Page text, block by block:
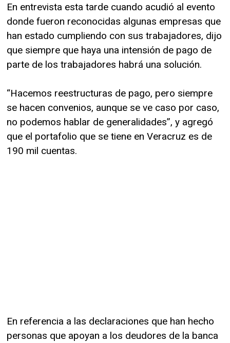
En entrevista esta tarde cuando acudió al evento
donde fueron reconocidas algunas empresas que
han estado cumpliendo con sus trabajadores, dijo
que siempre que haya una intensión de pago de
parte de los trabajadores habrá una solución.
“Hacemos reestructuras de pago, pero siempre
se hacen convenios, aunque se ve caso por caso,
no podemos hablar de generalidades”, y agregó
que el portafolio que se tiene en Veracruz es de
190 mil cuentas.
En referencia a las declaraciones que han hecho
personas que apoyan a los deudores de la banca